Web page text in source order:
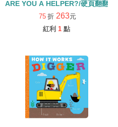
ARE YOU A HELPER?/硬頁翻翻書
75 折 263元
紅利 1 點